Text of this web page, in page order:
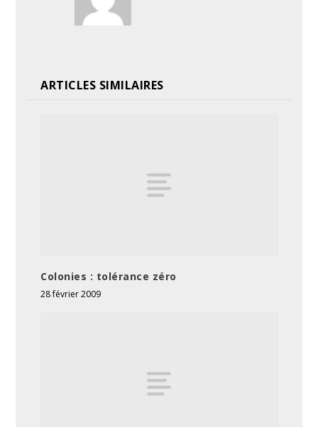
ARTICLES SIMILAIRES
Colonies : tolérance zéro
28 février 2009